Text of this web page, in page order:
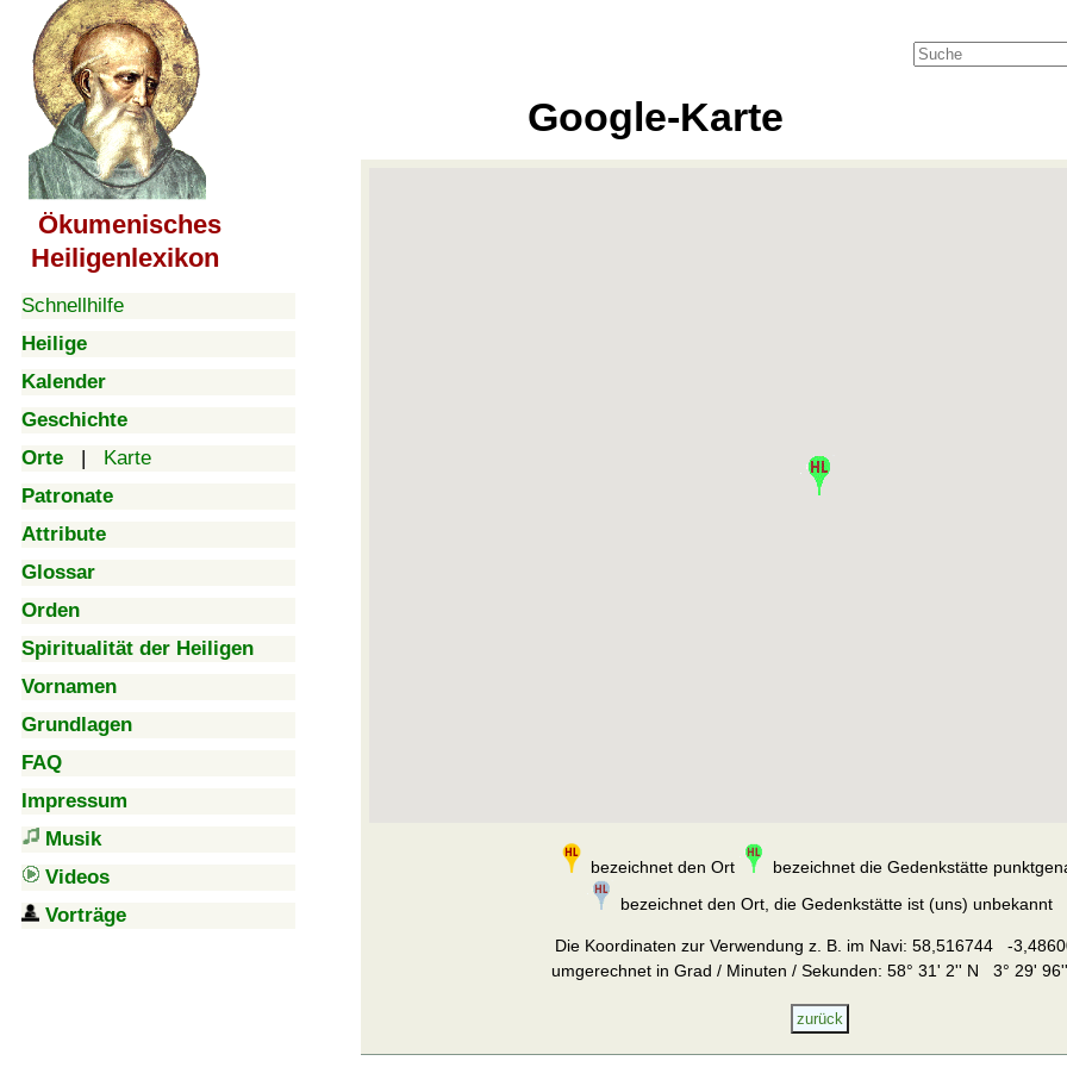
Ökumenisches
Heiligenlexikon
Schnellhilfe
Heilige
Kalender
Geschichte
Orte | Karte
Patronate
Attribute
Glossar
Orden
Spiritualität der Heiligen
Vornamen
Grundlagen
FAQ
Impressum
Musik
Videos
Vorträge
Google-Karte
bezeichnet den Ort
bezeichnet die Gedenkstätte
bezeichnet den Ort, die Gedenkstätte ist (uns) unbekannt
Die Koordinaten zur Verwendung z. B. im Navi: 58,516744 -
umgerechnet in Grad / Minuten / Sekunden: 58° 31' 2'' N 3° 29'